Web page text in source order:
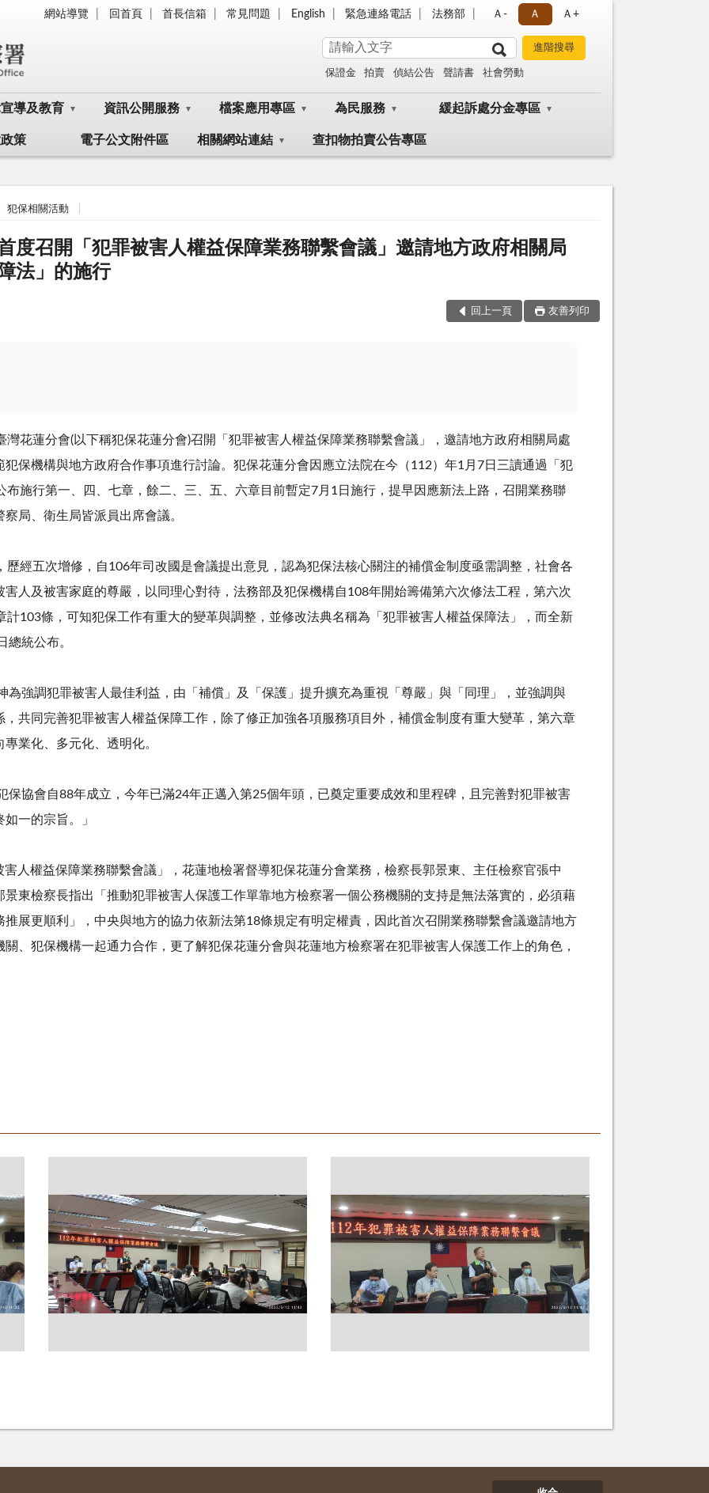
網站導覽 回首頁 首長信箱 常見問題 English 緊急連絡電話 法務部 Ａ- Ａ Ａ+
保證金 拍賣 偵結公告 聲請書 社會勞動
導及教育 資訊公開服務 檔案應用專區 為民服務 緩起訴處分金專區
策 電子公文附件區 相關網站連結 查扣物拍賣公告專區
犯保相關活動
度召開「犯罪被害人權益保障業務聯繫會議」邀請地方政府相關局
法」的施行
回上一頁 友善列印
灣花蓮分會(以下稱犯保花蓮分會)召開「犯罪被害人權益保障業務聯繫會議」，邀請地方政府相關局處
保機構與地方政府合作事項進行討論。犯保花蓮分會因應立法院在今（112）年1月 7日三讀通過「犯
布施行第一、四、七章，餘二、三、五、六章目前暫定7月 1日施行，提早因應新法上路，召開業務聯
局、衛生局皆派員出席會議。
歷經五次增修，自106年司改國是會議提出意見，認為犯保法核心關注的補償金制度亟需調整，社會各
人及被害家庭的尊嚴，以同理心對待，法務部及犯保機構自108年開始籌備第六次修法工程，第六次
計103條，可知犯保工作有重大的變革與調整，並修改法典名稱為「犯罪被害人權益保障法」，而全新
總統公布。
為強調犯罪被害人最佳利益，由「補償」及「保護」提升擴充為重視「尊嚴」與「同理」，並強調與
共同完善犯罪被害人權益保障工作，除了修正加強各項服務項目外，補償金制度有重大變革，第六章
業化、多元化、透明化。
保協會自88年成立，今年已滿24年正邁入第25個年頭，已奠定重要成效和里程碑，且完善對犯罪被害
一的宗旨。」
人權益保障業務聯繫會議」，花蓮地檢署督導犯保花蓮分會業務，檢察長郭景東、主任檢察官張中
東檢察長指出「推動犯罪被害人保護工作單靠地方檢察署一個公務機關的支持是無法落實的，必須藉
展更順利」，中央與地方的協力依新法第18條規定有明定權責，因此首次召開業務聯繫會議邀請地方
、犯保機構一起通力合作，更了解犯保花蓮分會與花蓮地方檢察署在犯罪被害人保護工作上的角色，